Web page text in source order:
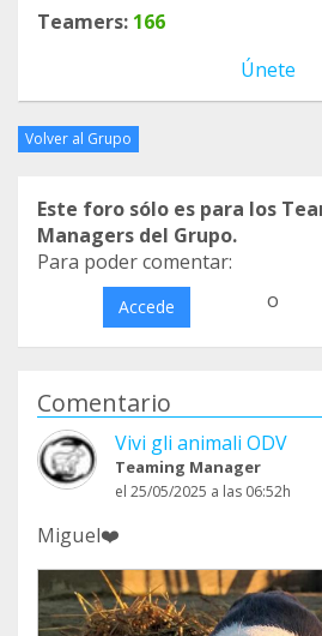
Teamers: 166
Únete
Volver al Grupo
Este foro sólo es para los
Managers del Grupo.
Para poder comentar:
Accede o
Comentario
Vivi gli animali ODV
Teaming Manager
el 25/05/2025 a las 06:52h
Miguel❤️